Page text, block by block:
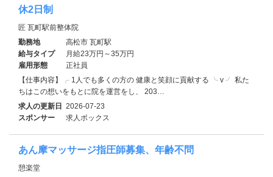
休2日制
匠 瓦町駅前整体院
勤務地
高松市 瓦町駅
給与タイプ
月給23万円～35万円
雇用形態
正社員
【仕事内容】╭ 1人でも多くの方の 健康と笑顔に貢献する ╰ v ╯ 私た
ちはこの想いをもとに院を運営をし、 203…
求人の更新日 2026-07-23
スポンサー
求人ボックス
あん摩マッサージ指圧師募集、年齢不問
憩楽堂